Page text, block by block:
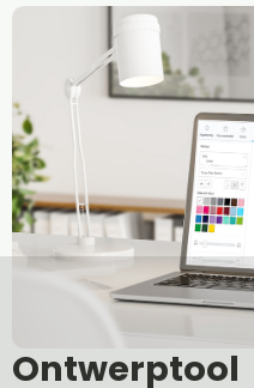
Ontwerptool